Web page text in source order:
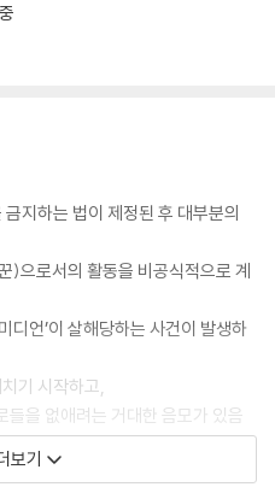
지하는 법이 제정된 후 대부분의
)으로서의 활동을 비공식적으로 계
디언’이 살해당하는 사건이 발생하
기 시작하고,
들을 없애려는 거대한 음모가 있음
하고 모두 은퇴해서 평범한 삶을 살
보기